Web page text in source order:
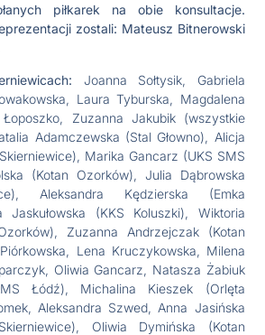
piłkarek na obie konsultacje.
zostali: Mateusz Bitnerowski
Joanna Sołtysik, Gabriela
Laura Tyburska, Magdalena
Zuzanna Jakubik (wszystkie
Adamczewska (Stal Głowno), Alicja
Marika Gancarz (UKS SMS
(Kotan Ozorków), Julia Dąbrowska
Aleksandra Kędzierska (Emka
Jaskułowska (KKS Koluszki), Wiktoria
Zuzanna Andrzejczak (Kotan
Lena Kruczykowska, Milena
Oliwia Gancarz, Natasza Żabiuk
Łódź), Michalina Kieszek (Orlęta
Aleksandra Szwed, Anna Jasińska
Oliwia Dymińska (Kotan